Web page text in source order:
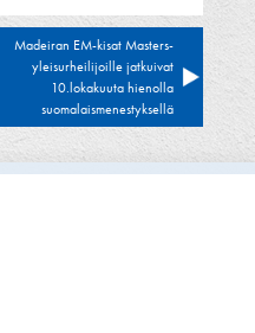
Madeiran EM-kisat Masters-
yleisurheilijoille jatkuivat
10.lokakuuta hienolla
suomalaismenestyksellä